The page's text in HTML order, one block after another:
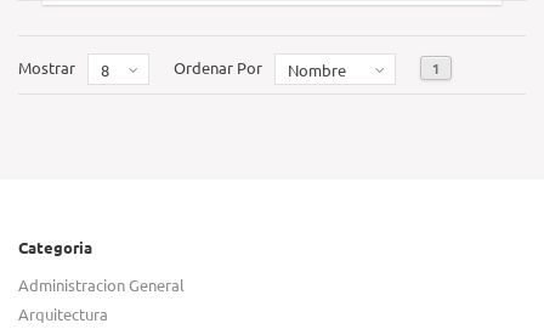
Mostrar 8 Ordenar Por Nombre 1
Categoria
Administracion General
Arquitectura